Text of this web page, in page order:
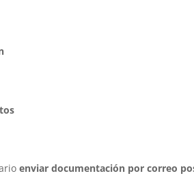
enviar documentación por correo